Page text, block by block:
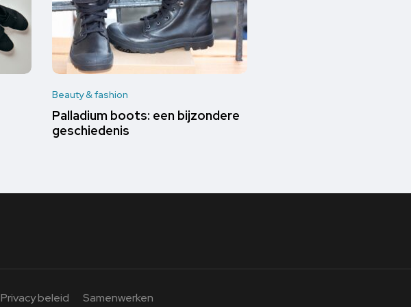
Beauty & fashion
Palladium boots: een bijzondere
geschiedenis
Privacy beleid Samenwerken